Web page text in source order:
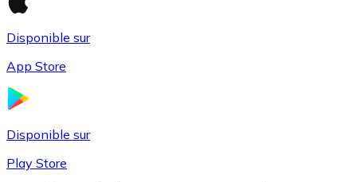
Disponible sur
App Store
Disponible sur
Play Store